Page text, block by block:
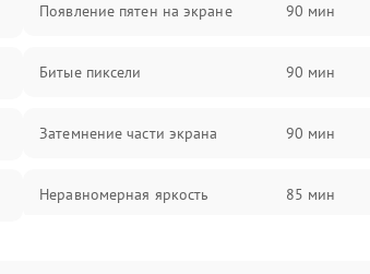
Появление пятен на экране 90 мин
Битые пиксели 90 мин
Затемнение части экрана 90 мин
Неравномерная яркость 85 мин